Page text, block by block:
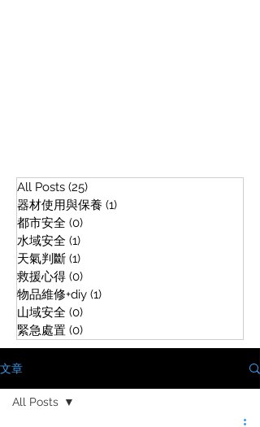
All Posts (25)
器材使用與保養 (1)
都市安全 (0)
水域安全 (1)
天氣判斷 (1)
救援心得 (0)
物品維修+diy (1)
山域安全 (0)
緊急處置 (0)
文章
All Posts